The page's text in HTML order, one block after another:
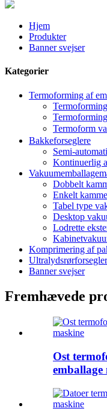
Hjem
Produkter
Banner svejser
Kategorier
Termoforming af
Termoform
Bakkeforseglere
Semi-
Kontinuerlig
Dobbelt
Enkelt
Tabel type
Desktop
Lodrette
Komprimering af
Ultralydsrørforsegler
Banner svejser
Fremhævede
Ost
emballage